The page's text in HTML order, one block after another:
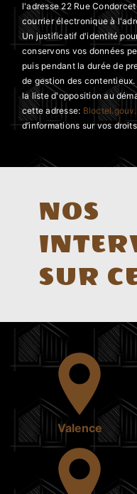
l'adresse 22 Rue
courrier électronique à
Un justificatif d'identité
conservons vos données
puis pendant la durée de
de gestion des
la liste d'opposition au
cette adresse:
d’informations sur vos
NOS
SUR
Valence